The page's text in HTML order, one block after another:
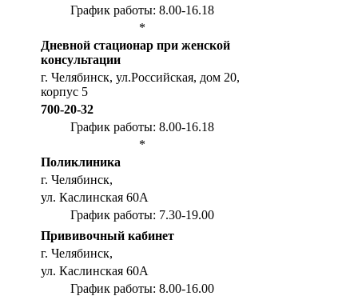
График работы: 8.00-16.18
*
Дневной стационар при женской
консультации
г. Челябинск, ул.Российская, дом 20,
корпус 5
700-20-32
График работы: 8.00-16.18
*
Поликлиника
г. Челябинск,
ул. Каслинская 60А
График работы: 7.30-19.00
Прививочный кабинет
г. Челябинск,
ул. Каслинская 60А
График работы: 8.00-16.00